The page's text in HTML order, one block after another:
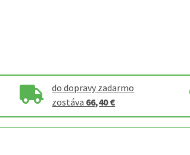
do dopravy zadarmo
zostáva 66,40 €